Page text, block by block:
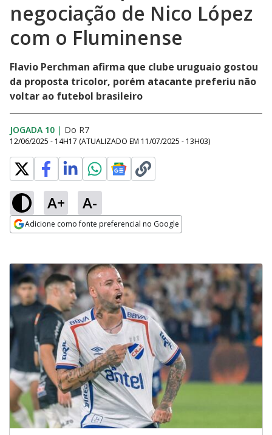
negociação de Nico López
com o Fluminense
Flavio Perchman afirma que clube uruguaio gostou
da proposta tricolor, porém atacante preferiu não
voltar ao futebol brasileiro
JOGADA 10 | Do R7
12/06/2025 - 14H17 (ATUALIZADO EM 11/07/2025 - 13H03)
A+ A-
Adicione como fonte preferencial no Google